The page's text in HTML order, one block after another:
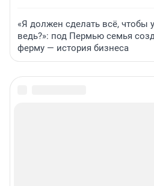
«Я должен сделать всё,
ведь?»: под Пермью семья
ферму — история бизнеса